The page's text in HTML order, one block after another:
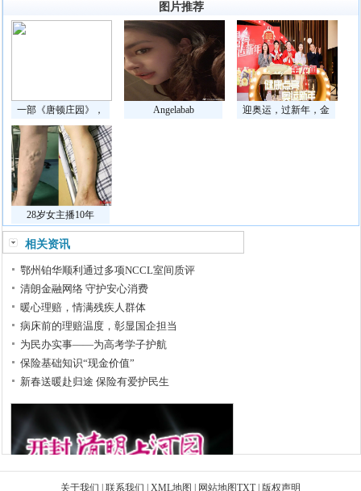
图片推荐
一部《唐顿庄园》， Angelabab 迎奥运，过新年，金
28岁女主播10年
相关资讯
鄂州铂华顺利通过多项NCCL室间质评
清朗金融网络 守护安心消费
暖心理赔，情满残疾人群体
病床前的理赔温度，彰显国企担当
为民办实事——为高考学子护航
保险基础知识“现金价值”
新春送暖赴归途 保险有爱护民生
关于我们 联系我们 XML地图 网站地图TXT| 版权声明